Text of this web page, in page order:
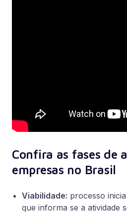
Confira as fases de
empresas no Brasil
Viabilidade: processo
que informa se a atividade